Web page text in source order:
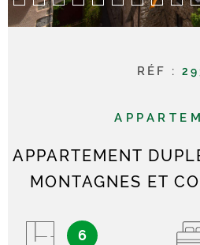
RÉF :
APPARTEMENT
MONTAGNES ET
6